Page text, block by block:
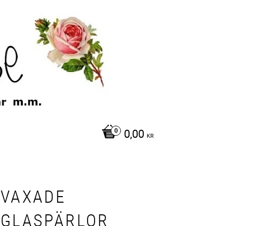
0,00 KR
VAXADE
GLASPÄRLOR